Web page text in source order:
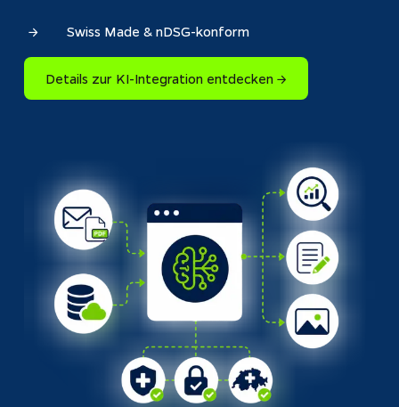
Swiss Made & nDSG-konform
Details zur KI-Integration entdecken →